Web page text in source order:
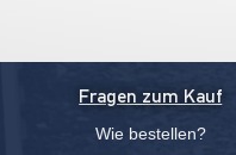
Fragen zum Kauf
Wie bestellen?